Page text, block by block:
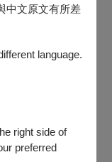
中文原文有所差
language.
right side of
preferred
。
心與自己的身